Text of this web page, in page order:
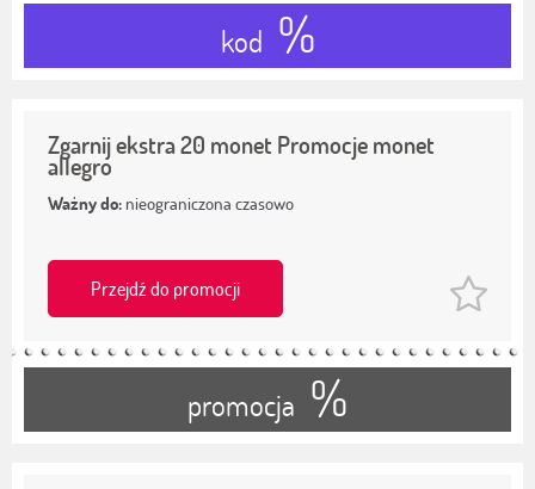
kod %
Zgarnij ekstra 20 monet Promocje monet
allegro
Ważny do: nieograniczona czasowo
Przejdź do promocji
promocja %